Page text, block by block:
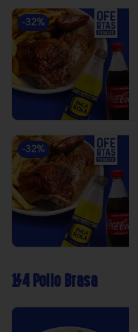
-32%
-32%
1/4 Pollo Brasa